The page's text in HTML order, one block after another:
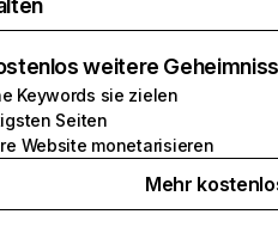
weitere
Keywords sie zielen
Seiten
Website monetarisieren
Mehr